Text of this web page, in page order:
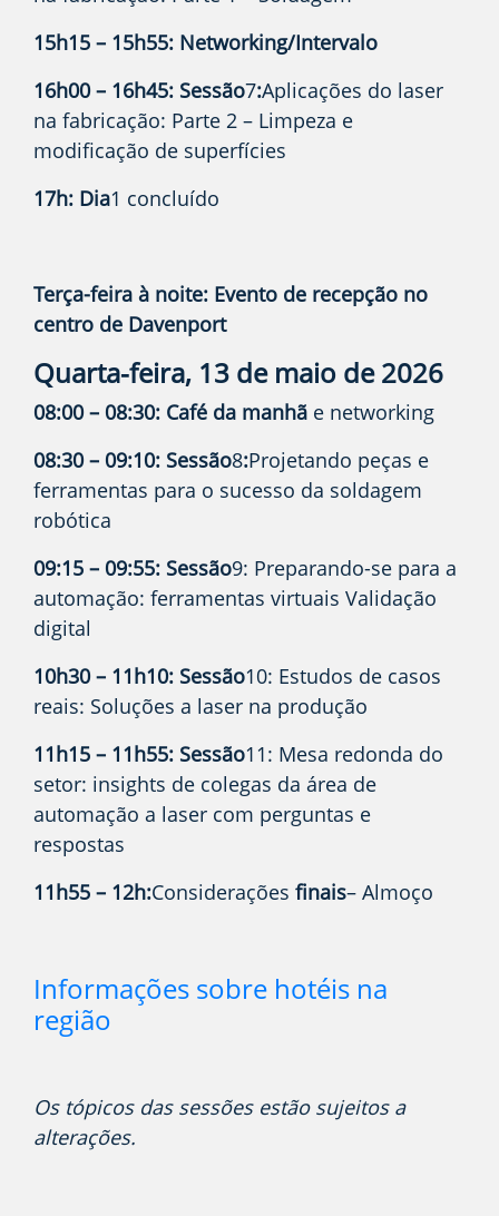
15h15 – 15h55: Networking/Intervalo
16h00 – 16h45: Sessão7:Aplicações do laser
na fabricação: Parte 2 – Limpeza e
modificação de superfícies
17h: Dia1 concluído
Terça-feira à noite: Evento de recepção no
centro de Davenport
Quarta-feira, 13 de maio de 2026
08:00 – 08:30: Café da manhã e networking
08:30 – 09:10: Sessão8:Projetando peças e
ferramentas para o sucesso da soldagem
robótica
09:15 – 09:55: Sessão9: Preparando-se para a
automação: ferramentas virtuais Validação
digital
10h30 – 11h10: Sessão10: Estudos de casos
reais: Soluções a laser na produção
11h15 – 11h55: Sessão11: Mesa redonda do
setor: insights de colegas da área de
automação a laser com perguntas e
respostas
11h55 – 12h:Considerações finais– Almoço
Informações sobre hotéis na
região
Os tópicos das sessões estão sujeitos a
alterações.